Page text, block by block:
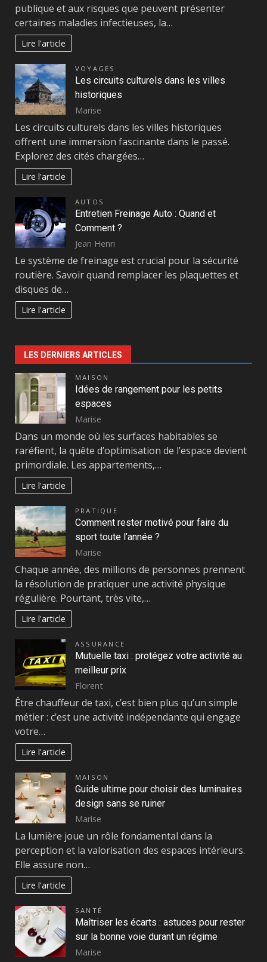
publique et aux risques que peuvent présenter
certaines maladies infectieuses, la…
Lire l'article
VOYAGES
Les circuits culturels dans les villes
historiques
Marise
Les circuits culturels dans les villes historiques
offrent une immersion fascinante dans le passé.
Explorez des cités chargées…
Lire l'article
AUTOS
Entretien Freinage Auto : Quand et
Comment ?
Jean Henri
Le système de freinage est crucial pour la sécurité
routière. Savoir quand remplacer les plaquettes et
disques de…
Lire l'article
LES DERNIERS ARTICLES
MAISON
Idées de rangement pour les petits
espaces
Marise
Dans un monde où les surfaces habitables se
raréfient, la quête d’optimisation de l’espace devient
primordiale. Les appartements,…
Lire l'article
PRATIQUE
Comment rester motivé pour faire du
sport toute l’année ?
Marise
Chaque année, des millions de personnes prennent
la résolution de pratiquer une activité physique
régulière. Pourtant, très vite,…
Lire l'article
ASSURANCE
Mutuelle taxi : protégez votre activité au
meilleur prix
Florent
Être chauffeur de taxi, c’est bien plus qu’un simple
métier : c’est une activité indépendante qui engage
votre…
Lire l'article
MAISON
Guide ultime pour choisir des luminaires
design sans se ruiner
Marise
La lumière joue un rôle fondamental dans la
perception et la valorisation des espaces intérieurs.
Elle assure non…
Lire l'article
SANTÉ
Maîtriser les écarts : astuces pour rester
sur la bonne voie durant un régime
Marise